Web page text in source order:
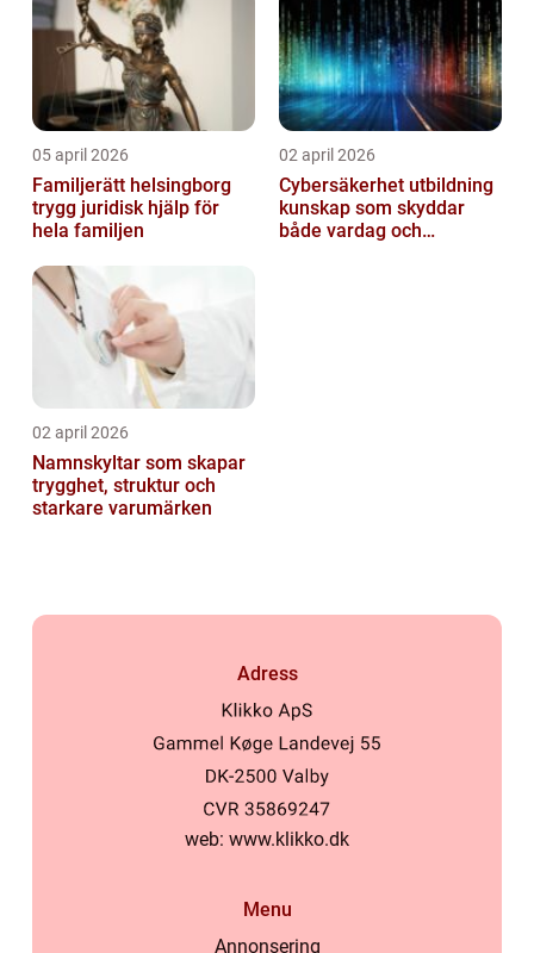
05 april 2026
Familjerätt helsingborg
trygg juridisk hjälp för
hela familjen
02 april 2026
Cybersäkerhet utbildning
kunskap som skyddar
både vardag och
02 april 2026
Namnskyltar som skapar
trygghet, struktur och
starkare varumärken
Adress
web: www.klikko.dk
Menu
Annonsering